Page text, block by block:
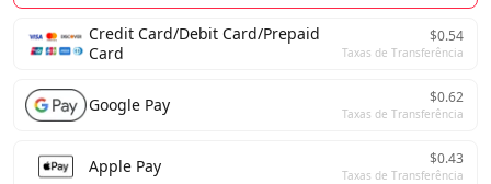
Credit Card/Debit Card/Prepaid
Card
$0.54
Taxas de Transferência
Google Pay $0.62
Taxas de Transferência
Apple Pay $0.43
Taxas de Transferência